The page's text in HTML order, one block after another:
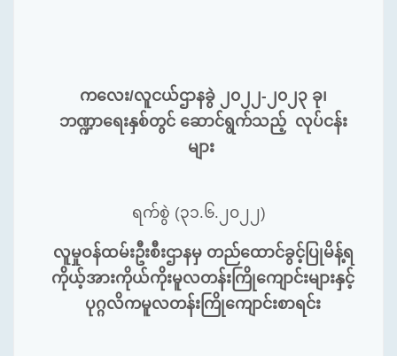
ကလေး/လူငယ်ဌာနခွဲ ၂၀၂၂-၂၀၂၃ ခု၊
ဘဏ္ဍာရေးနှစ်တွင် ဆောင်ရွက်သည့် လုပ်ငန်း
များ
ရက်စွဲ (၃၁.၆.၂၀၂၂)
လူမှုဝန်ထမ်းဦးစီးဌာနမှ တည်ထောင်ခွင့်ပြုမိန့်ရ
ကိုယ့်အားကိုယ်ကိုးမူလတန်းကြိုကျောင်းများနှင့်
ပုဂ္ဂလိကမူလတန်းကြိုကျောင်းစာရင်း